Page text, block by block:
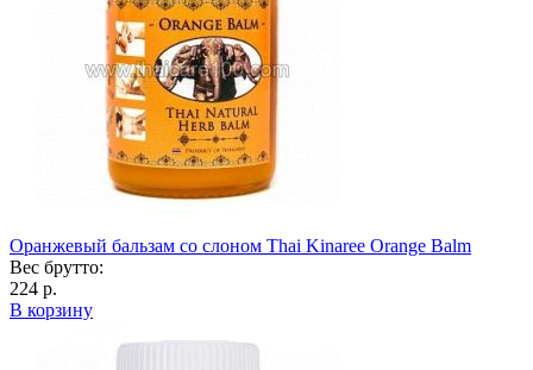
Оранжевый бальзам со слоном Thai Kinaree Orange Balm
Вес брутто:
224 р.
В корзину